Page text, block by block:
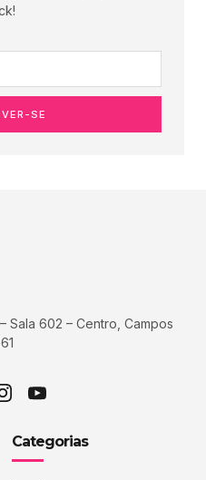
SE
Sala 602 – Centro, Campos
Categorias